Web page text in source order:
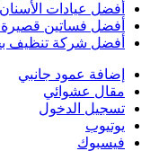
أفضل عيادات
أفضل فساتين قصيرة
أفضل شركة تنظيف
إضافة عمود جانبي
مقال عشوائي
تسجيل الدخول
يوتيوب
فيسبوك